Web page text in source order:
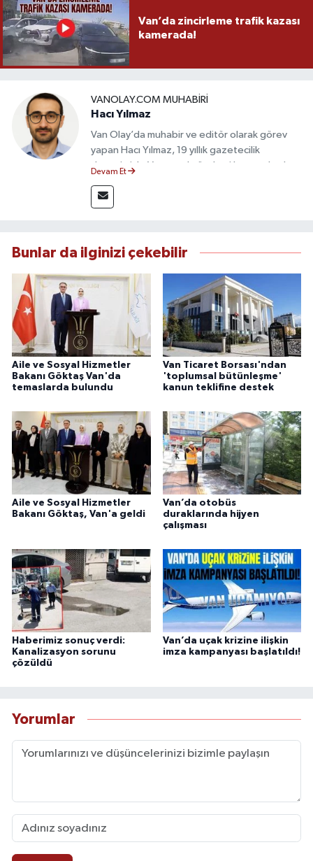
Van’da zincirleme trafik kazası
kamerada!
VANOLAY.COM MUHABIRI
Hacı Yılmaz
Van Olay’da muhabir ve editör olarak görev
yapan Hacı Yılmaz, 19 yıllık gazetecilik
deneyimiyle Van yerel gündemi başta olmak
takip etmektedir. Editoryal sürece katkı sunan
Yılmaz, tarafsızlık, doğruluk ve etik ilkeler
bilgilendirmektedir.
Devam Et
Bunlar da ilginizi çekebilir
Aile ve Sosyal Hizmetler
Bakanı Göktaş Van'da
temaslarda bulundu
Van Ticaret Borsası'ndan
'toplumsal bütünleşme'
kanun teklifine destek
Aile ve Sosyal Hizmetler
Bakanı Göktaş, Van'a geldi
Van’da otobüs
duraklarında hijyen
çalışması
Haberimiz sonuç verdi:
Kanalizasyon sorunu
çözüldü
Van’da uçak krizine ilişkin
imza kampanyası başlatıldı!
Yorumlar